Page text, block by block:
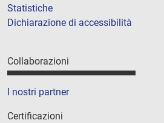
Statistiche
Dichiarazione di accessibilità
Collaborazioni
I nostri partner
Certificazioni